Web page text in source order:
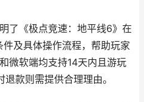
了《极点竞速：地平线6》在
及具体操作流程，帮助玩家
微软端均支持14天内且游玩
款则需提供合理理由。